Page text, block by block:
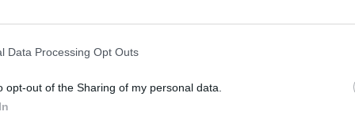
Data Processing Opt Outs
opt-out of the Sharing of my personal data.
responsabilità e un sistema credibile
europea dovrebbe basarsi